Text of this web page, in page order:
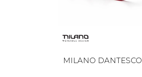
MILANO DANTESCO